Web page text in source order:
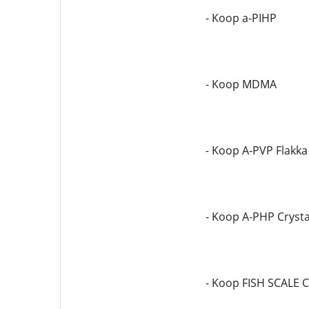
- Koop a-PIHP
- Koop MDMA
- Koop A-PVP Flakka
- Koop A-PHP
- Koop FISH SCALE